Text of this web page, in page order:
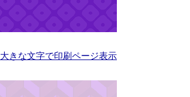
大きな文字で印刷ページ表示